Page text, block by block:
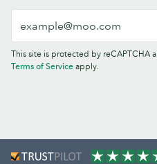
This site is protected by reCAPTCHA
Terms of Service apply.